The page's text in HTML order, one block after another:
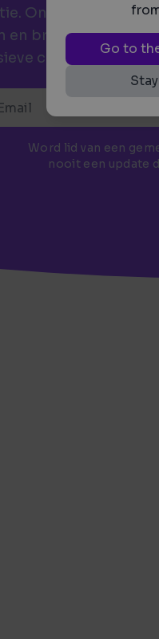
Go to
Onze
en branche-nieuws
content en
Word lid van een
nooit een update